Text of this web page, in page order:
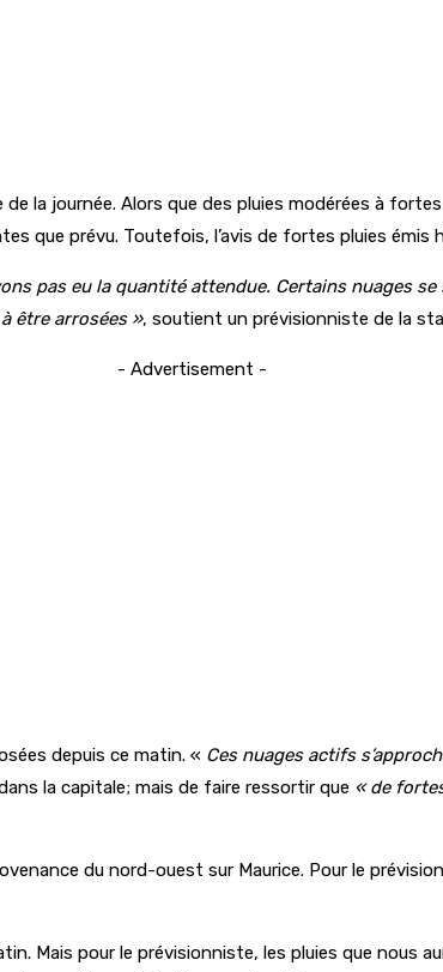
la journée. Alors que des pluies modérées à
que prévu. Toutefois, l’avis de fortes pluies émis
pas eu la quantité attendue. Certains nuages
être arrosées », soutient un prévisionniste de la
- Advertisement -
depuis ce matin. « Ces nuages actifs
la capitale; mais de faire ressortir que « de
du nord-ouest sur Maurice. Pour le
Mais pour le prévisionniste, les pluies que nous